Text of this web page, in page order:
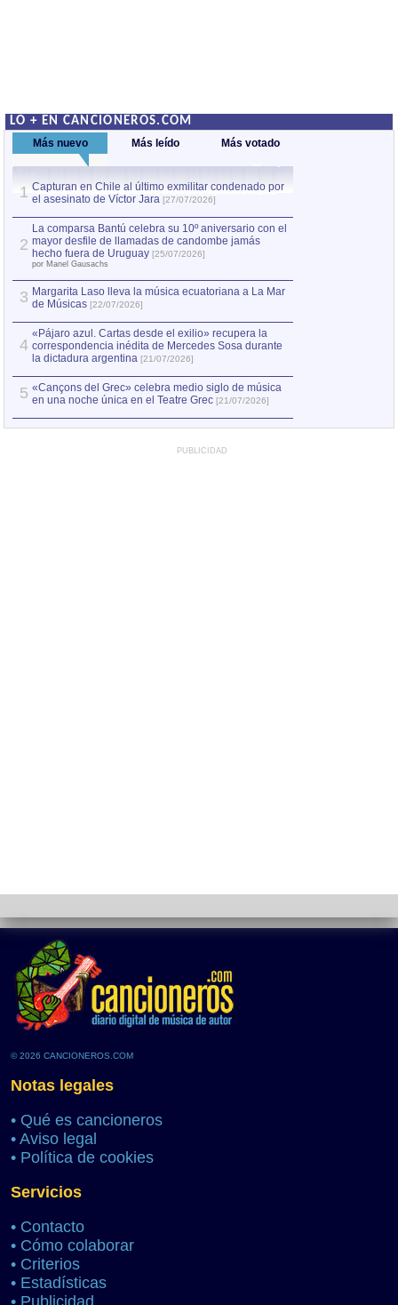
LO + EN CANCIONEROS.COM
Más nuevo Más leído Más votado
1 Capturan en Chile al último exmilitar condenado por
el asesinato de Víctor Jara [27/07/2026]
2
La comparsa Bantú celebra su 10º aniversario con el
mayor desfile de llamadas de candombe jamás
hecho fuera de Uruguay [25/07/2026]
por Manel Gausachs
3 Margarita Laso lleva la música ecuatoriana a La Mar
de Músicas [22/07/2026]
4
«Pájaro azul. Cartas desde el exilio» recupera la
correspondencia inédita de Mercedes Sosa durante
la dictadura argentina [21/07/2026]
5 «Cançons del Grec» celebra medio siglo de música
en una noche única en el Teatre Grec [21/07/2026]
PUBLICIDAD
© 2026 CANCIONEROS.COM
Notas legales
• Qué es cancioneros
• Aviso legal
• Política de cookies
Servicios
• Contacto
• Cómo colaborar
• Criterios
• Estadísticas
• Publicidad